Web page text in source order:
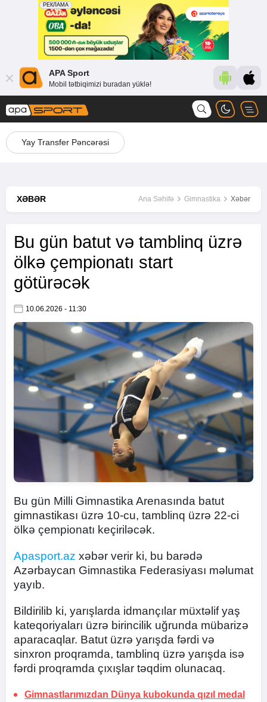
APA Sport
Mobil tətbiqimizi buradan yüklə!
Yay Transfer Pəncərəsi
XƏBƏR Ana Səhifə Gimnastika Xəbər
Bu gün batut və tamblinq üzrə
ölkə çempionatı start
götürəcək
10.06.2026 - 11:30
Bu gün Milli Gimnastika Arenasında batut
gimnastikası üzrə 10-cu, tamblinq üzrə 22-ci
ölkə çempionatı keçiriləcək.
Apasport.az xəbər verir ki, bu barədə
Azərbaycan Gimnastika Federasiyası məlumat
yayıb.
Bildirilib ki, yarışlarda idmançılar müxtəlif yaş
kateqoriyaları üzrə birincilik uğrunda mübarizə
aparacaqlar. Batut üzrə yarışda fərdi və
sinxron proqramda, tamblinq üzrə yarışda isə
fərdi proqramda çıxışlar təqdim olunacaq.
Gimnastlarımızdan Dünya kubokunda qızıl medal